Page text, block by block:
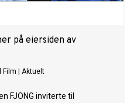
på eiersiden av
Film Aktuelt
FJONG inviterte til